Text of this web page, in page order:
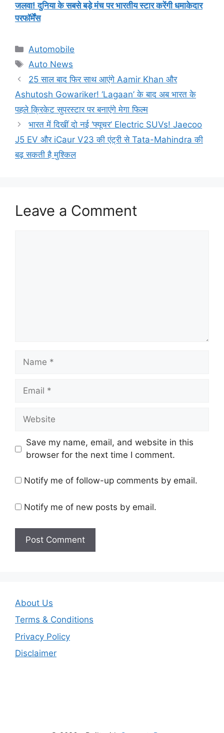
जलवा! दुनिया के सबसे बड़े मंच पर भारतीय स्टार करेंगी धमाकेदार
परफॉर्मेंस
Categories
Automobile
Tags
Auto News
25 साल बाद फिर साथ आएंगे Aamir Khan और
Ashutosh Gowariker! ‘Lagaan’ के बाद अब भारत के
पहले क्रिकेट सुपरस्टार पर बनाएंगे मेगा फिल्म
भारत में दिखीं दो नई ‘फ्यूचर’ Electric SUVs! Jaecoo
J5 EV और iCaur V23 की एंट्री से Tata-Mahindra की
बढ़ सकती है मुश्किल
Leave a Comment
Name
Email
Website
Save my name, email, and website in this
browser for the next time I comment.
Notify me of follow-up comments by email.
Notify me of new posts by email.
About Us
Terms & Conditions
Privacy Policy
Disclaimer